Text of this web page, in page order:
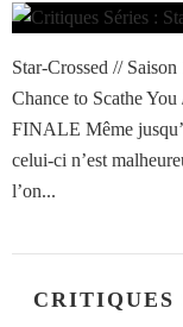
Star-Crossed //
Chance to Scathe
FINALE Même
celui-ci n’est
l’on...
CRITIQUES